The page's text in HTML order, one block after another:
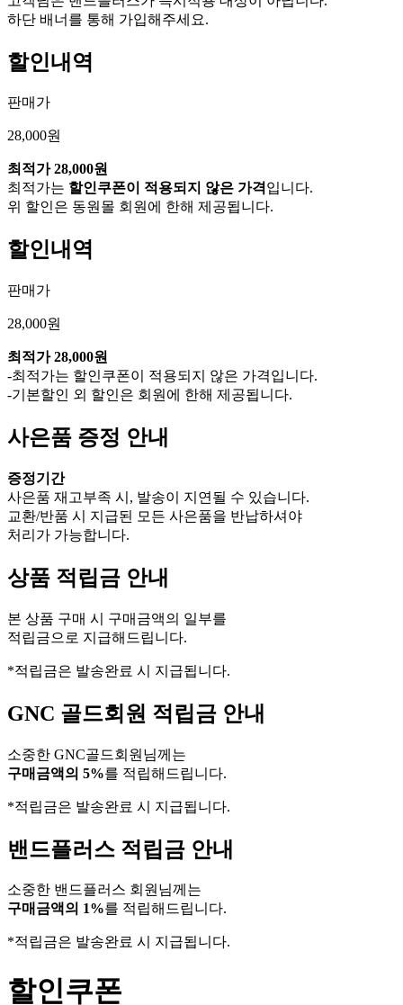
하단 배너를 통해 가입해주세요.
할인내역
판매가
28,000원
최적가 28,000원
최적가는 할인쿠폰이 적용되지 않은 가격입니다.
위 할인은 동원몰 회원에 한해 제공됩니다.
할인내역
판매가
28,000원
최적가 28,000원
-최적가는 할인쿠폰이 적용되지 않은 가격입니다.
-기본할인 외 할인은 회원에 한해 제공됩니다.
사은품 증정 안내
증정기간
사은품 재고부족 시, 발송이 지연될 수 있습니다.
교환/반품 시 지급된 모든 사은품을 반납하셔야
처리가 가능합니다.
상품 적립금 안내
본 상품 구매 시 구매금액의 일부를
적립금으로 지급해드립니다.
*적립금은 발송완료 시 지급됩니다.
GNC 골드회원 적립금 안내
소중한 GNC골드회원님께는
구매금액의 5%를 적립해드립니다.
*적립금은 발송완료 시 지급됩니다.
밴드플러스 적립금 안내
소중한 밴드플러스 회원님께는
구매금액의 1%를 적립해드립니다.
*적립금은 발송완료 시 지급됩니다.
할인쿠폰